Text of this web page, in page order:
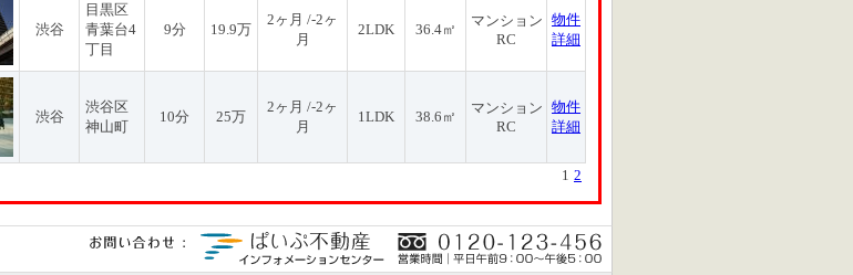
渋谷
目黒区
青葉台4
丁目
9分 19.9万
2ヶ月 /-2ヶ
月
2LDK 36.4㎡
マンション
RC
物件
詳細
渋谷
渋谷区
神山町
10分 25万
2ヶ月 /-2ヶ
月
1LDK 38.6㎡
マンション
RC
物件
詳細
1 2